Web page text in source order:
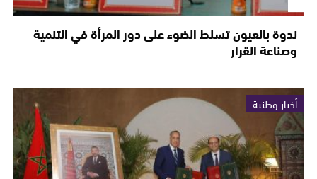
ندوة بالعيون تسلط الضوء على دور المرأة في التنمية
وصناعة القرار
أخبار وطنية